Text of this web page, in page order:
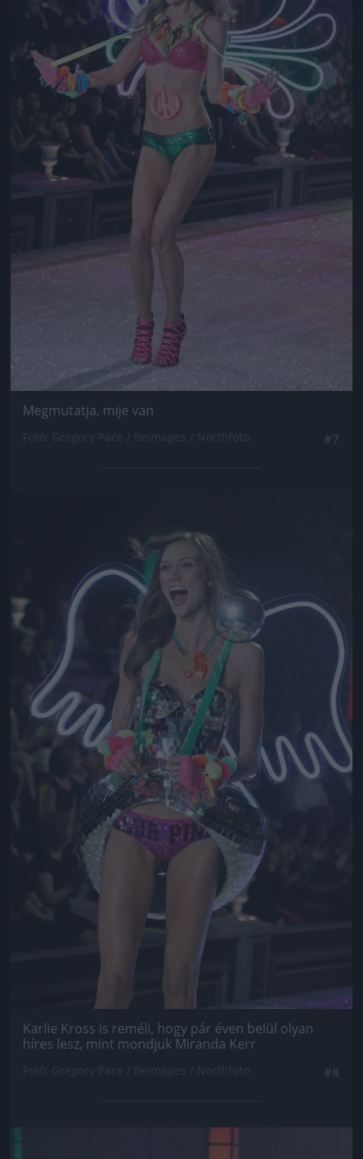
Megmutatja, mije van
Karlie Kross is reméli, hogy pár éven belül olyan
híres lesz, mint mondjuk Miranda Kerr
Jön még kép!